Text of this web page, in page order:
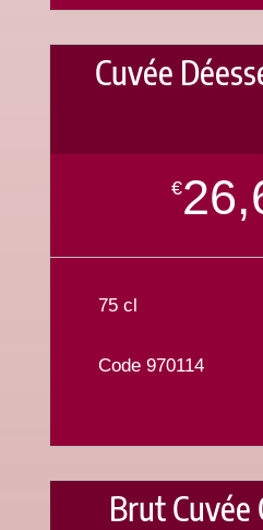
Cuvée
€
75 cl
Code 970114
Brut Cuvée